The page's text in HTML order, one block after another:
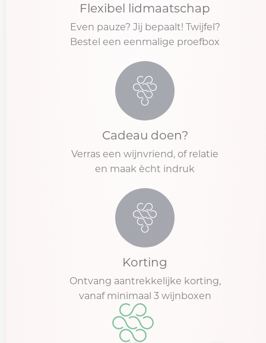
Flexibel lidmaatschap
Even pauze? Jij bepaalt! Twijfel?
Bestel een eenmalige proefbox
Cadeau doen?
Verras een wijnvriend, of relatie
en maak ècht indruk
Korting
Ontvang aantrekkelijke korting,
vanaf minimaal 3 wijnboxen